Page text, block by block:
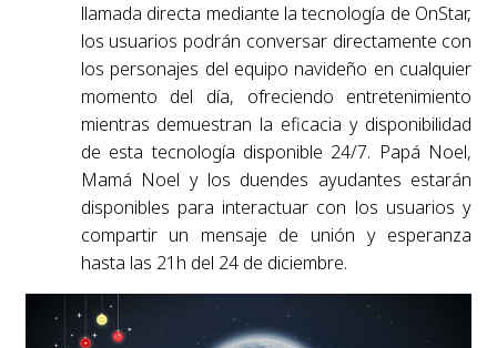
llamada directa mediante la tecnología de OnStar,
los usuarios podrán conversar directamente con
los personajes del equipo navideño en cualquier
momento del día, ofreciendo entretenimiento
mientras demuestran la eficacia y disponibilidad
de esta tecnología disponible 24/7. Papá Noel,
Mamá Noel y los duendes ayudantes estarán
disponibles para interactuar con los usuarios y
compartir un mensaje de unión y esperanza
hasta las 21h del 24 de diciembre.